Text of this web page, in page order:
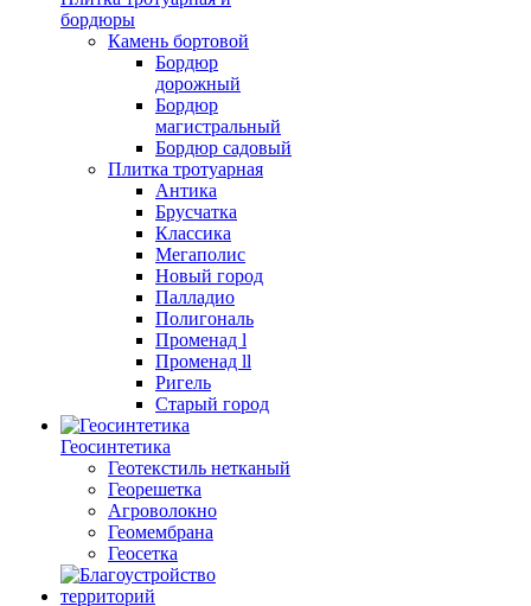
бордюры
Камень бортовой
Бордюр
дорожный
Бордюр
магистральный
Бордюр садовый
Плитка тротуарная
Антика
Брусчатка
Классика
Мегаполис
Новый город
Палладио
Полигональ
Променад l
Променад ll
Ригель
Старый город
Геосинтетика
Геотекстиль нетканый
Георешетка
Агроволокно
Геомембрана
Геосетка